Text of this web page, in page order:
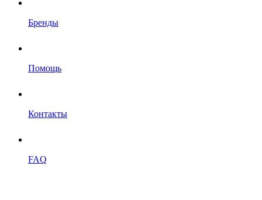
Бренды
Помощь
Контакты
FAQ